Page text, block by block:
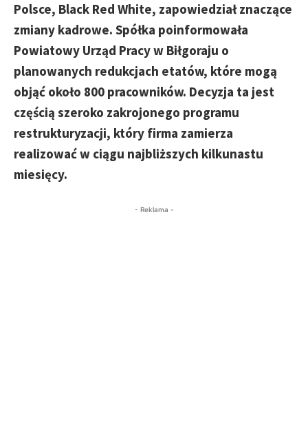
Polsce, Black Red White, zapowiedział znaczące
zmiany kadrowe. Spółka poinformowała
Powiatowy Urząd Pracy w Biłgoraju o
planowanych redukcjach etatów, które mogą
objąć około 800 pracowników. Decyzja ta jest
częścią szeroko zakrojonego programu
restrukturyzacji, który firma zamierza
realizować w ciągu najbliższych kilkunastu
miesięcy.
- Reklama -